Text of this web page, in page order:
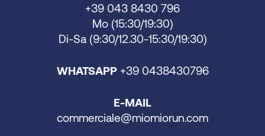
+39 043 8430 796
Mo (15:30/19:30)
Di-Sa (9:30/12.30-15:30/19:30)
WHATSAPP +39 0438430796
E-MAIL
commerciale@miomiorun.com